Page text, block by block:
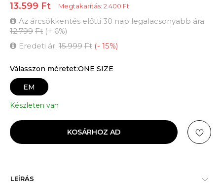
13.599 Ft Megtakarítás: 2.400 Ft
Az árcsökkentés előtti 30 nap legalacsonyabb ára:
12.799 Ft (+ 6%)
Eredeti ár: 15.999 Ft (- 15%)
Válasszon méretet:ONE SIZE
EM
Készleten van
KOSÁRHOZ AD
LEÍRÁS